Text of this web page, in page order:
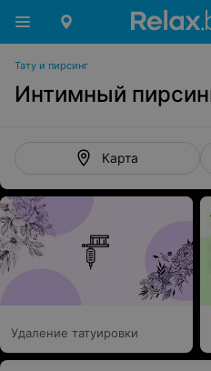
Тату и пирсинг
Интимный
Карта
Удаление татуировки